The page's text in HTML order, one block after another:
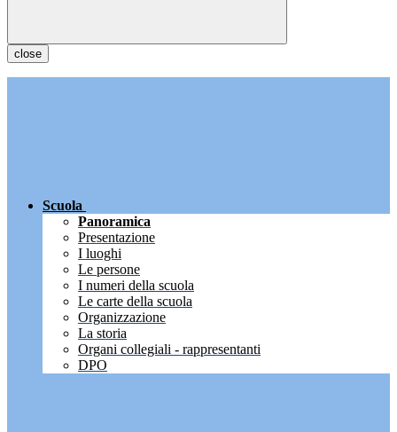
close
Scuola
Panoramica
Presentazione
I luoghi
Le persone
I numeri della scuola
Le carte della scuola
Organizzazione
La storia
Organi collegiali - rappresentanti
DPO